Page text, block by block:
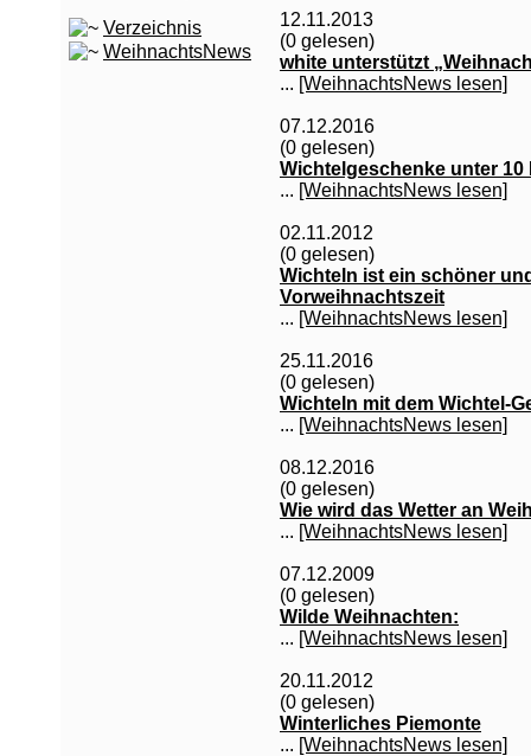
Verzeichnis
WeihnachtsNews
12.11.2013
(0 gelesen)
white unterstützt
... [WeihnachtsNews lesen]
07.12.2016
(0 gelesen)
Wichtelgeschenke unter 10
... [WeihnachtsNews lesen]
02.11.2012
(0 gelesen)
Wichteln ist ein schöner
Vorweihnachtszeit
... [WeihnachtsNews lesen]
25.11.2016
(0 gelesen)
Wichteln mit dem Wichtel-
... [WeihnachtsNews lesen]
08.12.2016
(0 gelesen)
Wie wird das Wetter an
... [WeihnachtsNews lesen]
07.12.2009
(0 gelesen)
Wilde Weihnachten:
... [WeihnachtsNews lesen]
20.11.2012
(0 gelesen)
Winterliches Piemonte
... [WeihnachtsNews lesen]